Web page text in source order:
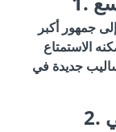
جمهور أكبر
الاستمتاع
جديدة في